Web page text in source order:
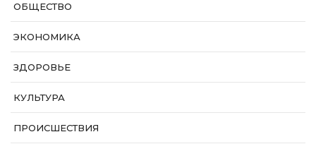
ОБЩЕСТВО
ЭКОНОМИКА
ЗДОРОВЬЕ
КУЛЬТУРА
ПРОИСШЕСТВИЯ